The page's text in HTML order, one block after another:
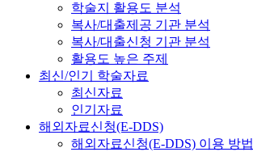
학술지 활용도 분석
복사/대출제공 기관 분석
복사/대출신청 기관 분석
활용도 높은 주제
최신/인기 학술자료
최신자료
인기자료
해외자료신청(E-DDS)
해외자료신청(E-DDS) 이용 방법